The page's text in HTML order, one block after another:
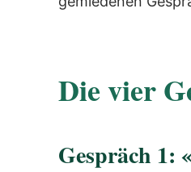
Die vier
Gespräch 1: